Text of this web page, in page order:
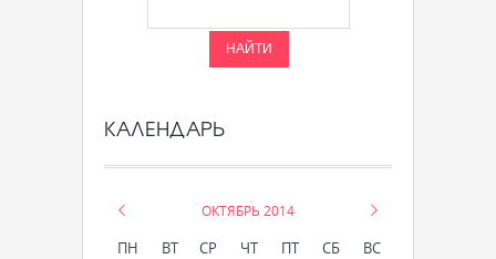
КАЛЕНДАРЬ
ОКТЯБРЬ 2014
ПН ВТ СР ЧТ ПТ СБ ВС